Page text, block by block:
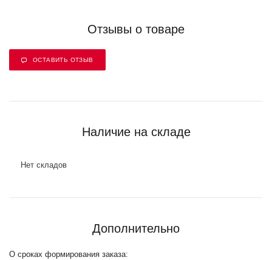
Отзывы о товаре
ОСТАВИТЬ ОТЗЫВ
Наличие на складе
Нет складов
Дополнительно
О сроках формирования заказа: